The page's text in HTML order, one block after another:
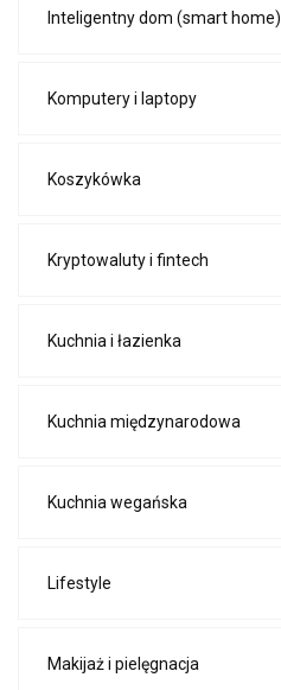
Inteligentny dom (smart home)
Komputery i laptopy
Koszykówka
Kryptowaluty i fintech
Kuchnia i łazienka
Kuchnia międzynarodowa
Kuchnia wegańska
Lifestyle
Makijaż i pielęgnacja